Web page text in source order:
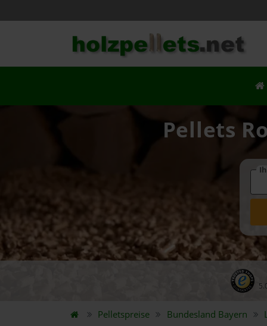
Pellets
Pelletspreise Bundesland Bayern